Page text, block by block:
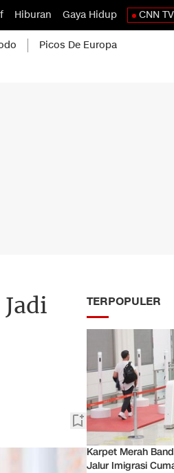
Hiburan Gaya Hidup CNN TV
Picos De Europa
TERPOPULER
Karpet Merah
Jalur Imigrasi